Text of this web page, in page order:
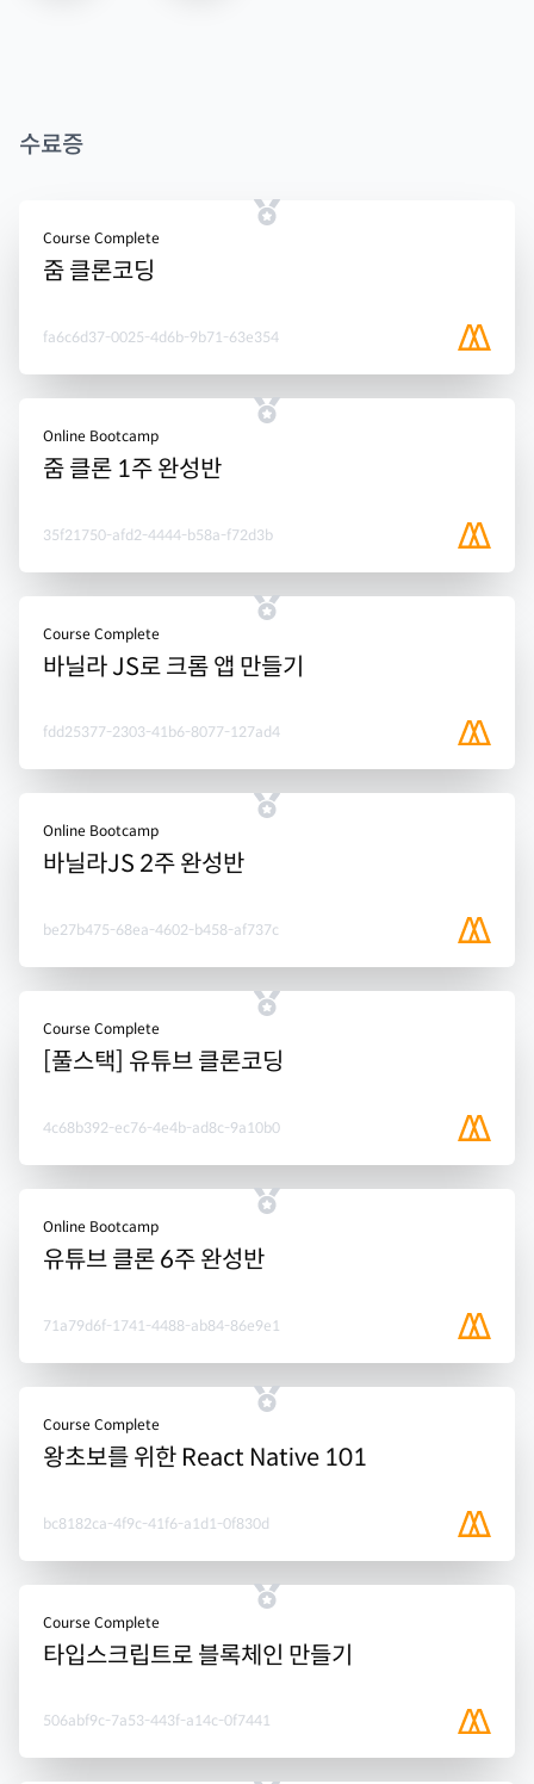
수료증
Course Complete
줌 클론코딩
fa6c6d37-0025-4d6b-9b71-63e354
Online Bootcamp
줌 클론 1주 완성반
35f21750-afd2-4444-b58a-f72d3b
Course Complete
바닐라 JS로 크롬 앱 만들기
fdd25377-2303-41b6-8077-127ad4
Online Bootcamp
바닐라JS 2주 완성반
be27b475-68ea-4602-b458-af737c
Course Complete
[풀스택] 유튜브 클론코딩
4c68b392-ec76-4e4b-ad8c-9a10b0
Online Bootcamp
유튜브 클론 6주 완성반
71a79d6f-1741-4488-ab84-86e9e1
Course Complete
왕초보를 위한 React Native 101
bc8182ca-4f9c-41f6-a1d1-0f830d
Course Complete
타입스크립트로 블록체인 만들기
506abf9c-7a53-443f-a14c-0f7441